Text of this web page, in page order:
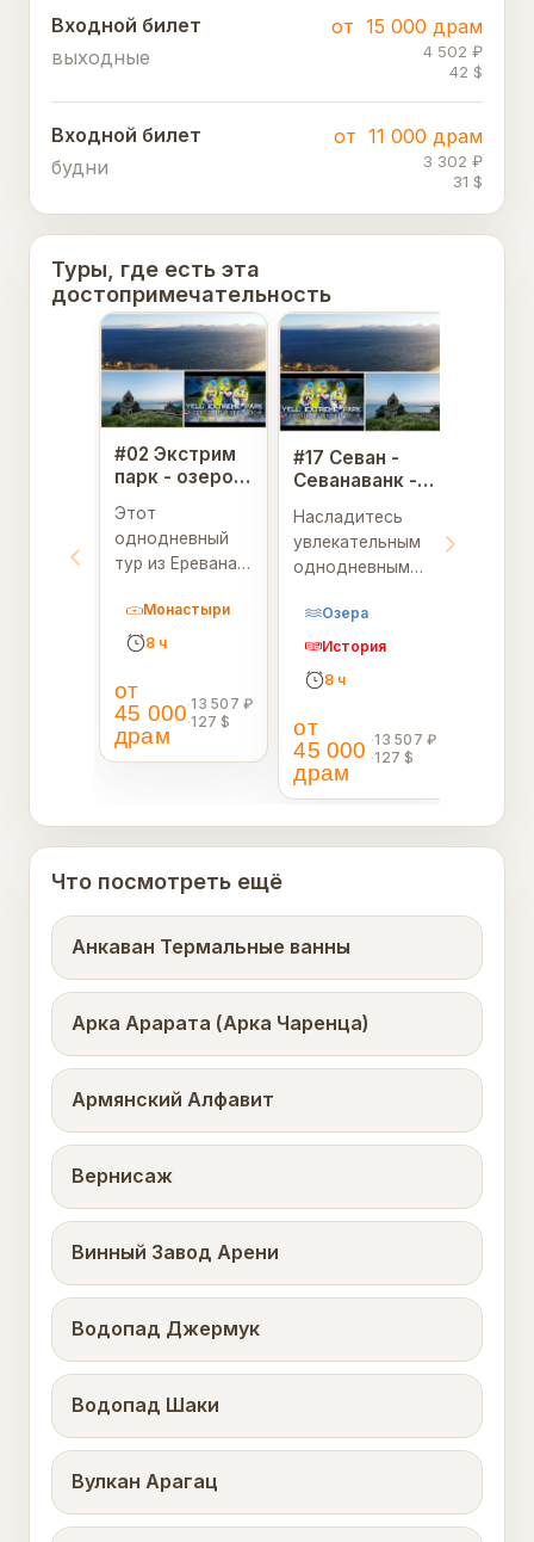
Входной билет
выходные
от 15 000 драм
4 502 ₽
42 $
Входной билет
будни
от 11 000 драм
3 302 ₽
31 $
Туры, где есть эта
достопримечательность
#02 Экстрим
парк - озеро
Этот
однодневный
тур из Еревана
сочетает в себе
приключения,
красоту
природы.
Начните
путешествие с
Монастыри
8 ч
от
45 000
драм
·13 507 ₽
·127 $
#17 Севан -
Севанаванк -
Насладитесь
увлекательным
однодневным
Цахкадзора на
берегу
величественного
озера Севан,
крупнейших
высокогорны...
Озера
История
8 ч
от
45 000
драм
·13 507 ₽
·127 $
Что посмотреть ещё
Анкаван Термальные ванны
Арка Арарата (Арка Чаренца)
Армянский Алфавит
Вернисаж
Винный Завод Арени
Водопад Джермук
Водопад Шаки
Вулкан Арагац